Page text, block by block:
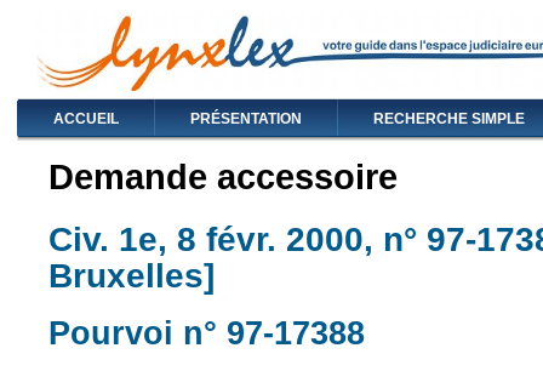
ACCUEIL PRÉSENTATION RECHERCHE SIMPLE
Demande accessoire
Civ. 1e, 8 févr. 2000, n° 97-
Bruxelles]
Pourvoi n° 97-17388